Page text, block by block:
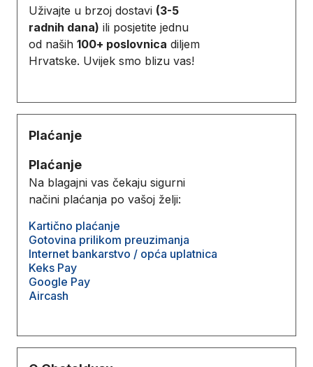
Uživajte u brzoj dostavi (3-5
radnih dana) ili posjetite jednu
od naših 100+ poslovnica diljem
Hrvatske. Uvijek smo blizu vas!
Plaćanje
Plaćanje
Na blagajni vas čekaju sigurni
načini plaćanja po vašoj želji:
Kartično plaćanje
Gotovina prilikom preuzimanja
Internet bankarstvo / opća uplatnica
Keks Pay
Google Pay
Aircash